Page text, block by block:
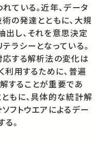
ている。近年、データ
の発達とともに、大規
し、それを意思決定
ラシーとなっている。
応する解析法の変化は
利用するために、普遍
することが重要であ
もに、具体的な統計解
フトウエアによるデー
。